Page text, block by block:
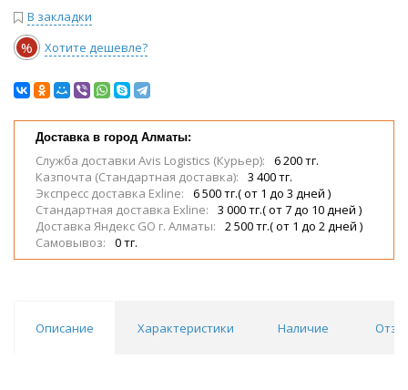
В закладки
% Хотите дешевле?
Доставка в город Алматы:
Служба доставки Avis Logistics (Курьер):
6 200 тг.
Казпочта (Стандартная доставка):
3 400 тг.
Экспресс доставка Exline:
6 500 тг.( от 1 до 3 дней )
Стандартная доставка Exline:
3 000 тг.( от 7 до 10 дней )
Доставка Яндекс GO г. Алматы:
2 500 тг.( от 1 до 2 дней )
Самовывоз:
0 тг.
Описание Характеристики Наличие